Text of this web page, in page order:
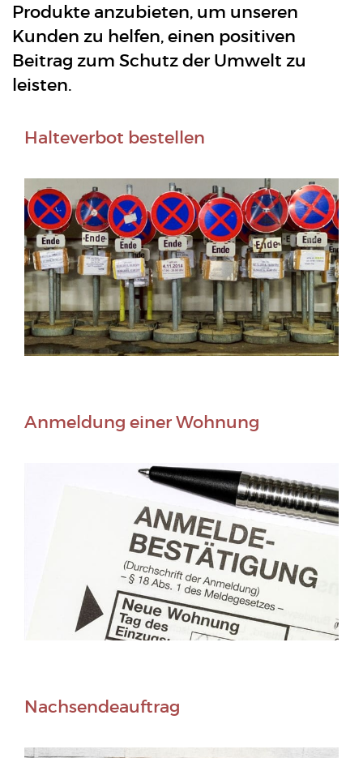
Produkte anzubieten, um unseren
Kunden zu helfen, einen positiven
Beitrag zum Schutz der Umwelt zu
leisten.
Halteverbot bestellen
Anmeldung einer Wohnung
Nachsendeauftrag